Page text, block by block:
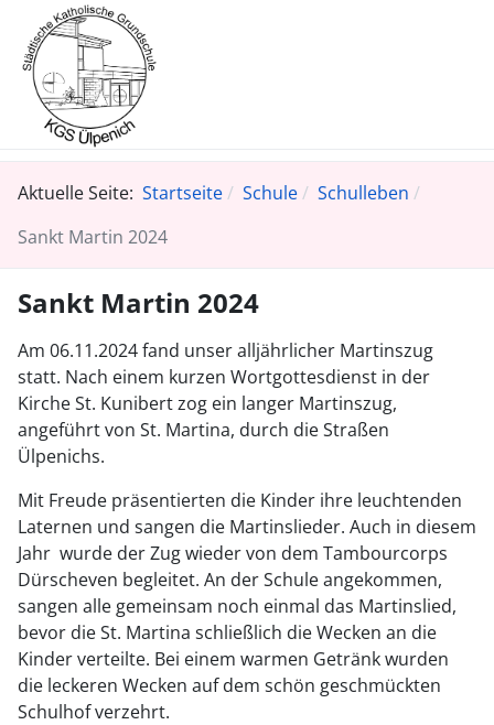
Aktuelle Seite: Startseite Schule
Schulleben
Sankt Martin 2024
Sankt Martin 2024
Am 06.11.2024 fand unser alljährlicher Martinszug
statt. Nach einem kurzen Wortgottesdienst in der
Kirche St. Kunibert zog ein langer Martinszug,
angeführt von St. Martina, durch die Straßen
Ülpenichs.
Mit Freude präsentierten die Kinder ihre leuchtenden
Laternen und sangen die Martinslieder. Auch in diesem
Jahr wurde der Zug wieder von dem Tambourcorps
Dürscheven begleitet. An der Schule angekommen,
sangen alle gemeinsam noch einmal das Martinslied,
bevor die St. Martina schließlich die Wecken an die
Kinder verteilte. Bei einem warmen Getränk wurden
die leckeren Wecken auf dem schön geschmückten
Schulhof verzehrt.